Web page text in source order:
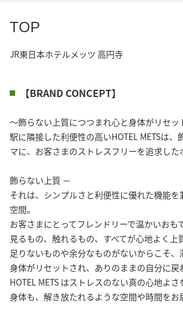
TOP
JR東日本ホテルメッツ 高円寺
【BRAND CONCEPT】
～飾らない上質につつまれ心と身体がリセ
駅に隣接した利便性の高いHOTEL METSは、
マに、お客さまのストレスフリーを追求した
飾らない上質 －
それは、シンプルさと利便性に優れた機能を
空間。
お客さまにとってフレンドリーで温かいおも
見るもの、触れるもの、すべてが心地よく上
足りないものや余分なものがないからこそ、
身体がリセットされ、ありのままの自分に戻
HOTEL METS はストレスのない真の心地よさ
身体も、解き放たれるような空間や時間をお